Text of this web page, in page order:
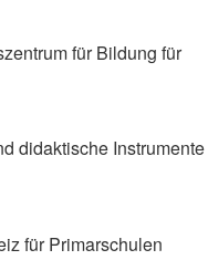
für Bildung für
didaktische Instrumente
für Primarschulen